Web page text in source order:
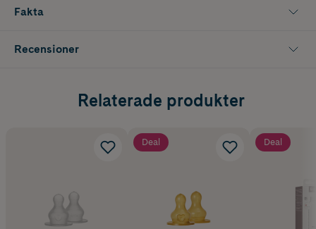
Fakta
Recensioner
Relaterade produkter
Deal Deal